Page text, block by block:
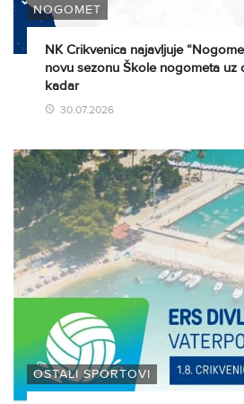
NOGOMET
NK Crikvenica najavljuje
novu sezonu Škole nogometa uz
kadar
30.07.2026
OSTALI SPORTOVI